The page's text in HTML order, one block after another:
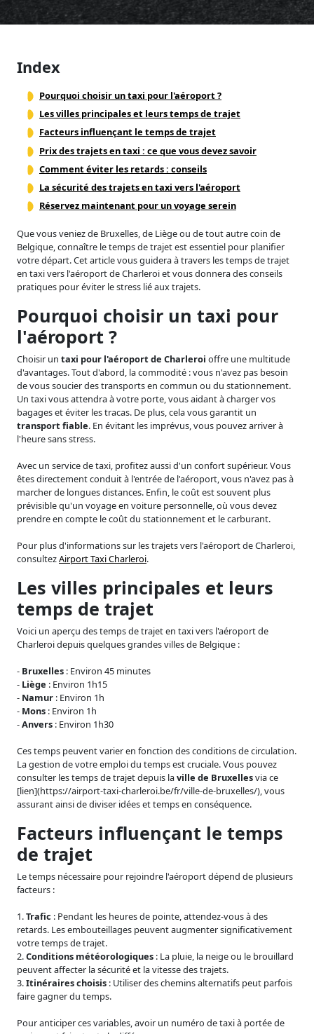
Index
Pourquoi choisir un taxi pour l'aéroport ?
Les villes principales et leurs temps de trajet
Facteurs influençant le temps de trajet
Prix des trajets en taxi : ce que vous devez savoir
Comment éviter les retards : conseils
La sécurité des trajets en taxi vers l'aéroport
Réservez maintenant pour un voyage serein
Que vous veniez de Bruxelles, de Liège ou de tout autre coin de
Belgique, connaître le temps de trajet est essentiel pour planifier
votre départ. Cet article vous guidera à travers les temps de trajet
en taxi vers l'aéroport de Charleroi et vous donnera des conseils
pratiques pour éviter le stress lié aux trajets.
Pourquoi choisir un taxi pour
l'aéroport ?
Choisir un taxi pour l'aéroport de Charleroi offre une multitude
d'avantages. Tout d'abord, la commodité : vous n'avez pas besoin
de vous soucier des transports en commun ou du stationnement.
Un taxi vous attendra à votre porte, vous aidant à charger vos
bagages et éviter les tracas. De plus, cela vous garantit un
transport fiable. En évitant les imprévus, vous pouvez arriver à
l'heure sans stress.
Avec un service de taxi, profitez aussi d'un confort supérieur. Vous
êtes directement conduit à l'entrée de l'aéroport, vous n'avez pas à
marcher de longues distances. Enfin, le coût est souvent plus
prévisible qu'un voyage en voiture personnelle, où vous devez
prendre en compte le coût du stationnement et le carburant.
Pour plus d'informations sur les trajets vers l'aéroport de Charleroi,
consultezAirport Taxi Charleroi.
Les villes principales et leurs
temps de trajet
Voici un aperçu des temps de trajet en taxi vers l'aéroport de
Charleroi depuis quelques grandes villes de Belgique :
- Bruxelles : Environ 45 minutes
- Liège : Environ 1h15
- Namur : Environ 1h
- Mons : Environ 1h
-Anvers : Environ 1h30
Ces temps peuvent varier en fonction des conditions de circulation.
La gestion de votre emploi du temps est cruciale. Vous pouvez
consulter les temps de trajet depuis laville de Bruxellesvia ce
[lien](https://airport-taxi-charleroi.be/fr/ville-de-bruxelles/), vous
assurant ainsi de diviser idées et temps en conséquence.
Facteurs influençant le temps
de trajet
Le temps nécessaire pour rejoindre l'aéroport dépend de plusieurs
facteurs :
1.Trafic : Pendant les heures de pointe, attendez-vous à des
retards. Les embouteillages peuvent augmenter significativement
votre temps de trajet.
2.Conditions météorologiques : La pluie, la neige ou le brouillard
peuvent affecter la sécurité et la vitesse des trajets.
3.Itinéraires choisis : Utiliser des chemins alternatifs peut parfois
faire gagner du temps.
Pour anticiper ces variables, avoir un numéro de taxi à portée de